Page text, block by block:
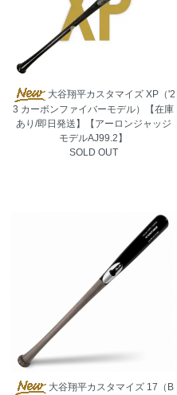
大谷翔平カスタマイズ XP（'2
3 カーボンファイバーモデル）【在庫
あり/即日発送】【アーロンジャッジ
モデルAJ99.2】
SOLD OUT
大谷翔平カスタマイズ 17（B